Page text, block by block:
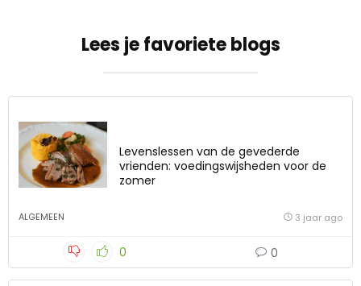
Lees je favoriete blogs
Levenslessen van de gevederde
vrienden: voedingswijsheden voor de
zomer
ALGEMEEN 3 jaar ago
0 0